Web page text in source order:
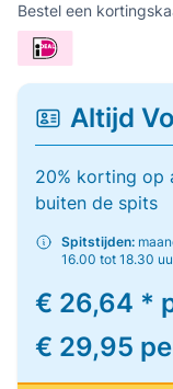
Bestel een
Altijd
20% korting op
buiten de spits
Spitstijden:
16.00 tot 18.30
€ 26,64 *
€ 29,95